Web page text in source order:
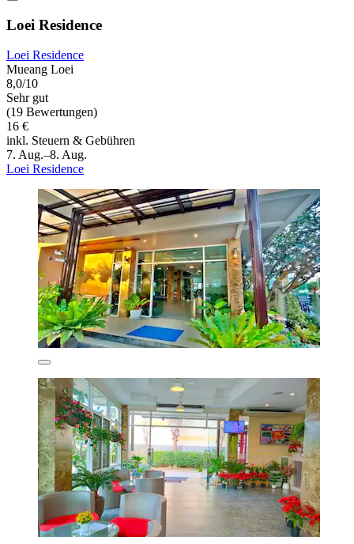
Loei Residence
Loei Residence
Mueang Loei
8,0/10
Sehr gut
(19 Bewertungen)
16 €
inkl. Steuern & Gebühren
7. Aug.–8. Aug.
Loei Residence